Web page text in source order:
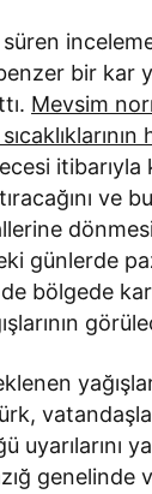
bir kar
Mevsim
itibarıyla
ve
günlerde
bölgede
uyarılarını
genelinde